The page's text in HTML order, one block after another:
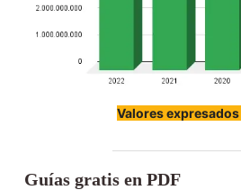
Valores expresados
Guías gratis en PDF